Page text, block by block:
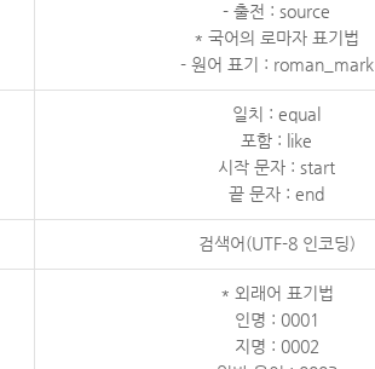
- 출전 : source
* 국어의 로마자 표기법
- 원어 표기 : roman_mark
일치 : equal
포함 : like
시작 문자 : start
끝 문자 : end
검색어(UTF-8 인코딩)
* 외래어 표기법
인명 : 0001
지명 : 0002